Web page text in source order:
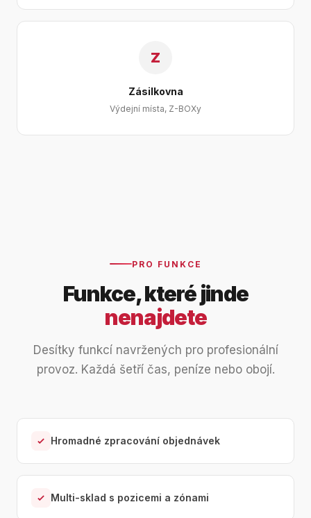
Z
Zásilkovna
Výdejní místa, Z-BOXy
PRO FUNKCE
Funkce, které jinde
nenajdete
Desítky funkcí navržených pro profesionální
provoz. Každá šetří čas, peníze nebo obojí.
Hromadné zpracování objednávek
Multi-sklad s pozicemi a zónami